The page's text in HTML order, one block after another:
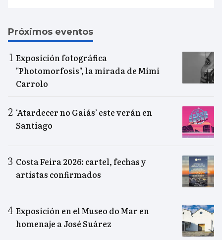
Próximos eventos
Exposición fotográfica
"Photomorfosis", la mirada de Mimi
Carrolo
‘Atardecer no Gaiás’ este verán en
Santiago
Costa Feira 2026: cartel, fechas y
artistas confirmados
Exposición en el Museo do Mar en
homenaje a José Suárez